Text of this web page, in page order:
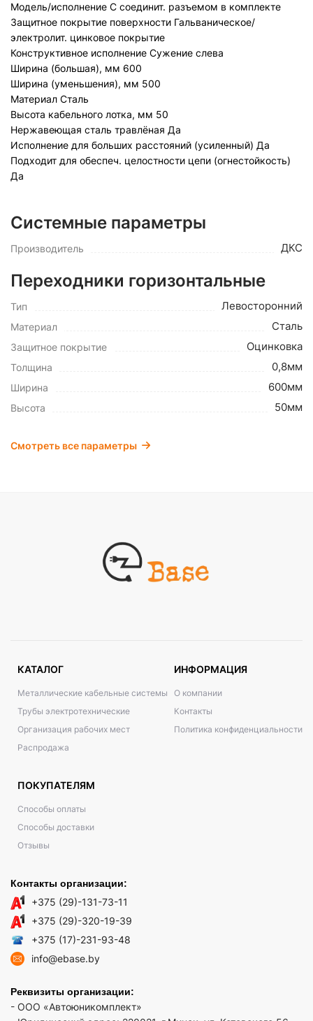
Модель/исполнение С соединит. разъемом в комплекте
Защитное покрытие поверхности Гальваническое/
электролит. цинковое покрытие
Конструктивное исполнение Сужение слева
Ширина (большая), мм 600
Ширина (уменьшения), мм 500
Материал Сталь
Высота кабельного лотка, мм 50
Нержавеющая сталь травлёная Да
Исполнение для больших расстояний (усиленный) Да
Подходит для обеспеч. целостности цепи (огнестойкость)
Да
Системные параметры
Производитель ДКС
Переходники горизонтальные
Тип Левосторонний
Материал Сталь
Защитное покрытие Оцинковка
Толщина 0,8мм
Ширина 600мм
Высота 50мм
Смотреть все параметры
КАТАЛОГ
Металлические кабельные системы
Трубы электротехнические
Организация рабочих мест
Распродажа
ИНФОРМАЦИЯ
О компании
Контакты
Политика конфиденциальности
ПОКУПАТЕЛЯМ
Способы оплаты
Способы доставки
Отзывы
Контакты организации:
+375 (29)-131-73-11
+375 (29)-320-19-39
+375 (17)-231-93-48
info@ebase.by
Реквизиты организации:
- ООО «Автоюникомплект»